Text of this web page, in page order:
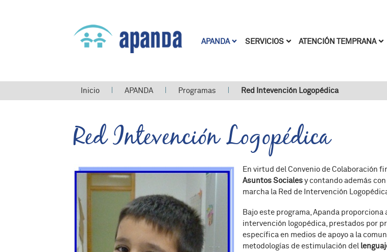
APANDA SERVICIOS ATENCIÓN TEMPRANA
Usted está aquí
Inicio APANDA Programas Red Intevención Logopédica
Red Intevención Logopédica
En virtud del Convenio de Colaboración
Asuntos Socialesy contando además
marcha la Red de Intervención
Bajo este programa, Apanda
intervención logopédica, prestados por
específica en medios de apoyo a la
metodologías de estimulación del